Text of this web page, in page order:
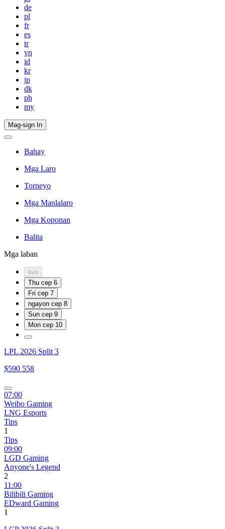
de
pl
fr
es
tr
vn
id
kr
jp
dk
ph
my
Mag-sign In
Bahay
Mga Laro
Torneyo
Mga Manlalaro
Mga Koponan
Balita
Mga laban
live
Thu сер 6
Fri сер 7
ngayon сер 8
Sun сер 9
Mon сер 10
LPL 2026 Split 3
$590 558
07:00
Weibo Gaming
LNG Esports
Tips
1
Tips
09:00
LGD Gaming
Anyone's Legend
2
11:00
Bilibili Gaming
EDward Gaming
1